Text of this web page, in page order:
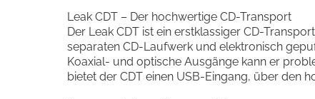
Leak CDT – Der hochwertige CD-Transport
Der Leak CDT ist ein erstklassiger CD-Transport
separaten CD-Laufwerk und elektronisch
Koaxial- und optische Ausgänge kann er
bietet der CDT einen USB-Eingang, über den